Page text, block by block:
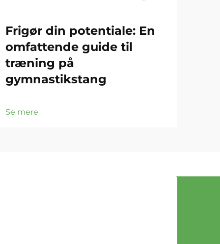
Frigør din potentiale: En
omfattende guide til
træning på
gymnastikstang
Se mere